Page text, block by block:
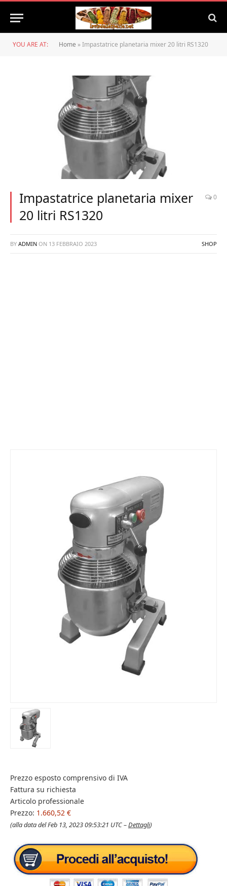
YOU ARE AT: Home »Impastatrice planetaria mixer 20 litri RS1320
Impastatrice planetaria mixer
20 litri RS1320
0
BY ADMIN ON 13 FEBBRAIO 2023 SHOP
Prezzo esposto comprensivo di IVA
Fattura su richiesta
Articolo professionale
Prezzo: 1.660,52 €
(alla data del Feb 13, 2023 09:53:21 UTC –Dettagli)